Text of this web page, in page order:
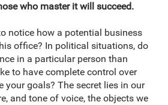
who master it will succeed.
notice how a potential business
office? In political situations, do
in a particular person than
to have complete control over
your goals? The secret lies in our
and tone of voice, the objects we